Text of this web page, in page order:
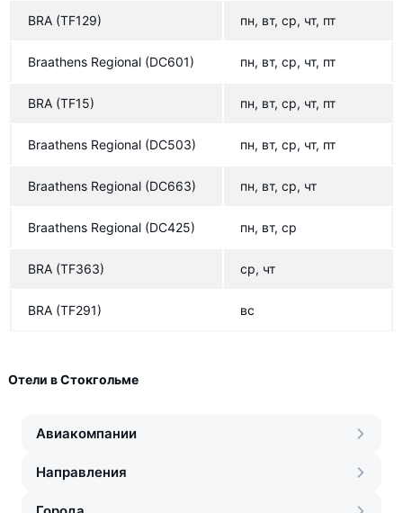
BRA (TF129) пн, вт, ср, чт, пт
Braathens Regional (DC601) пн, вт, ср, чт, пт
BRA (TF15) пн, вт, ср, чт, пт
Braathens Regional (DC503) пн, вт, ср, чт, пт
Braathens Regional (DC663) пн, вт, ср, чт
Braathens Regional (DC425) пн, вт, ср
BRA (TF363) ср, чт
BRA (TF291) вс
Отели в Стокгольме
Авиакомпании
Направления